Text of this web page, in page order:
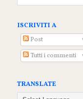
ISCRIVITI A
Post
Tutti i commenti
TRANSLATE